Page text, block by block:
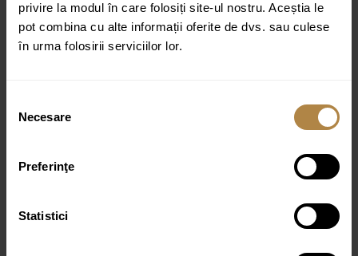
privire la modul în care folosiți site-ul nostru. Aceștia le
pot combina cu alte informații oferite de dvs. sau culese
în urma folosirii serviciilor lor.
consimțământului
Necesare
Preferinţe
Statistici
Specificații tehnice:
Lățime: 80,8/99,6,119,6 cm
Material: marmură minerală
Găuri baterie: 1
Tip montare: pe mobilier